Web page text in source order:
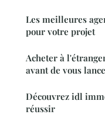
Les meilleures
pour votre projet
Acheter à
avant de vous
Découvrez idl
réussir